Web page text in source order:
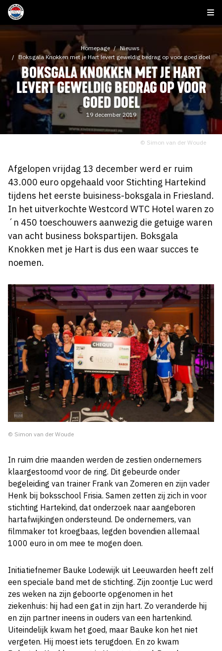
Homepage
Nieuws
Boksgala Knokken met je Hart levert geweldig bedrag op voor goed doel
BOKSGALA KNOKKEN MET JE HART
LEVERT GEWELDIG BEDRAG OP VOOR
GOED DOEL
19 december 2019
© Simon van der Woude
Afgelopen vrijdag 13 december werd er ruim
43.000 euro opgehaald voor Stichting Hartekind
tijdens het eerste buisiness-boksgala in Friesland.
In het uitverkochte Westcord WTC Hotel waren zo
´n 450 toeschouwers aanwezig die getuige waren
van acht business bokspartijen. Boksgala
Knokken met je Hart is dus een waar succes te
noemen.
© Simon van der Woude
In ruim drie maanden werden de zestien ondernemers
klaargestoomd voor de ring. Dit gebeurde onder
begeleiding van trainer Frank van Zomeren en zijn vader
Henk bij boksschool Frisia. Samen zetten zij zich in voor
stichting Hartekind, dat onderzoek naar aangeboren
hartafwijkingen ondersteund. De ondernemers, van
filmmaker tot kroegbaas, legden bovendien allemaal
1000 euro in om mee te mogen doen.
Initiatiefnemer Bauke Lodewijk uit Leeuwarden heeft zelf
een speciale band met de stichting. Zijn zoontje Luc werd
zes weken na zijn geboorte opgenomen in het
ziekenhuis: hij had een gat in zijn hart. Zo veranderde hij
en zijn partner ineens in ouders van een hartenkind.
Uiteindelijk kwam het goed, maar Bauke kon het niet
vergeten. Hij moest iets terugdoen. En zo kwam